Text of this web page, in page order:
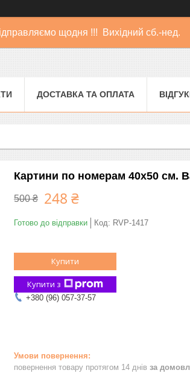
щодня !!! Вихідний сб.-нед.
ДОСТАВКА ТА ОПЛАТА
Картини по номерам 40х50 см.
500 ₴ 248 ₴
Готово до відправки Код: RVP-1417
Купити
Купити з
+380 (96) 057-37-57
повернення товару протягом 14 днів за